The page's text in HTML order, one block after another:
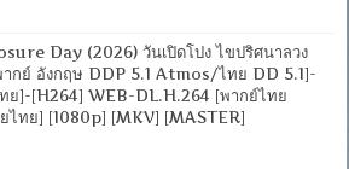
Day (2026) วันเปิดโปง ไขปริศนาลวง
ากย์ อังกฤษ DDP 5.1 Atmos/ไทย DD 5.1]-
ย]-[H264] WEB-DL.H.264 [พากย์ไทย
ไทย] [1080p] [MKV] [MASTER]